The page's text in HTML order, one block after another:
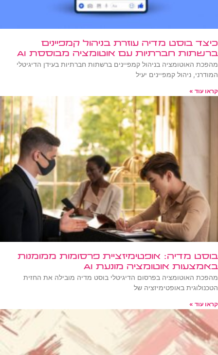
כיצד בוסט מדיה עוזרת בניהול קמפיינים
ברשתות חברתיות עם אוטומציה מבוססת AI
מהפכת האוטומציה בניהול קמפיינים ברשתות חברתיות בעידן הדיגיטלי
המודרני, ניהול קמפיינים יעיל
קראו עוד »
בוסט מדיה: אופטימיזציית פרסומות ממומנות
באמצעות אוטומציה מונעת AI
מהפכת האוטומציה בפרסום הדיגיטלי בוסט מדיה מובילה את החזית
הטכנולוגית באופטימיזציה של
קראו עוד »